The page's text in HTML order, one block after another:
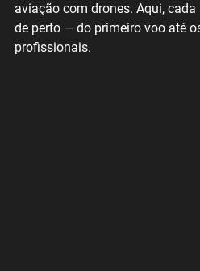
aviação com drones. Aqui,
de perto — do primeiro voo até
profissionais.